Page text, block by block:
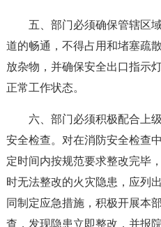
五、部门必须确保管辖区
道的畅通，不得占用和堵塞疏
放杂物，并确保安全出口指示
正常工作状态。
六、部门必须积极配合上
安全检查。对在消防安全检查
定时间内按规范要求整改完毕
时无法整改的火灾隐患，应列
同制定应急措施，积极开展本
查，发现隐患立即整改，并报院